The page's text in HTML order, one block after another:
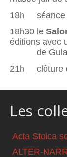
18h séance
18h30 le
éditions
de Gulay
21h clôture
Les
Acta Stoica
ALTER-